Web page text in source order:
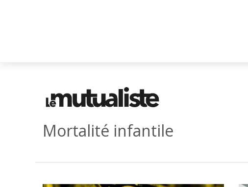
Mortalité infantile